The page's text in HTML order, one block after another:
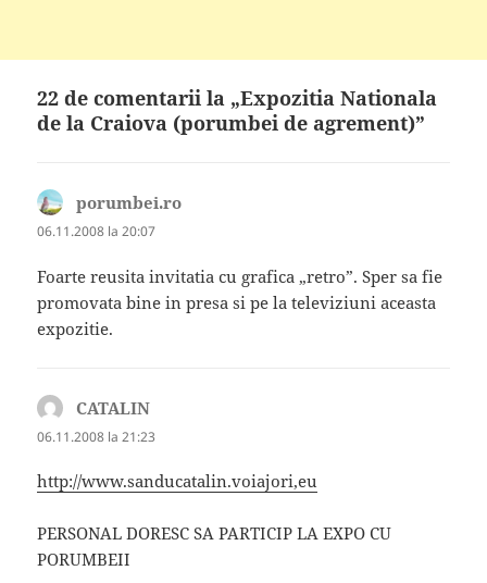
22 de comentarii la „Expozitia Nationala
de la Craiova (porumbei de agrement)”
porumbei.ro
06.11.2008 la 20:07
Foarte reusita invitatia cu grafica „retro”. Sper sa fie
promovata bine in presa si pe la televiziuni aceasta
expozitie.
CATALIN
06.11.2008 la 21:23
http://www.sanducatalin.voiajori,eu
PERSONAL DORESC SA PARTICIP LA EXPO CU
PORUMBEII